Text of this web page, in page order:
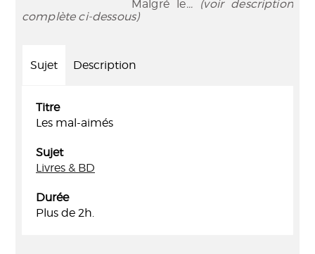
Malgré le... (voir description
complète ci-dessous)
Sujet Description
Titre
Les mal-aimés
Sujet
Livres & BD
Durée
Plus de 2h.